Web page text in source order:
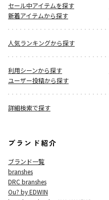
セール中アイテムを探す
新着アイテムから探す
人気ランキングから探す
利用シーンから探す
ユーザー投稿から探す
詳細検索で探す
ブランド紹介
ブランド一覧
branshes
DRC branshes
Ou? by EDWIN